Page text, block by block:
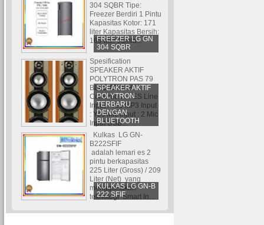
FREEZER LG GN
304 SQBR
304 SQBR Tipe:
Freezer Berdiri 1 Pintu
Kapasitas Kotor: 171
liter Kapasitas Bersih:
165 liter Jumla...
SPEAKER AKTIF
POLYTRON
TERBARU
DENGAN
BLUETOOTH
Spesification
SPEAKER AKTIF
POLYTRON PAS 79
BLUETOOTH
Conection : YES Line
Input : Yes MP3 Input
: Yes Mic Input : 2 Mic
Input USB...
KULKAS LG GN-B
222 SFIF
Kulkas LG GN-
B222SFIF
adalah lemari es 2
pintu berkapasitas
225 Liter (Gross) / 209
Liter (Net) yang
menggunakan
teknologi Smart In...